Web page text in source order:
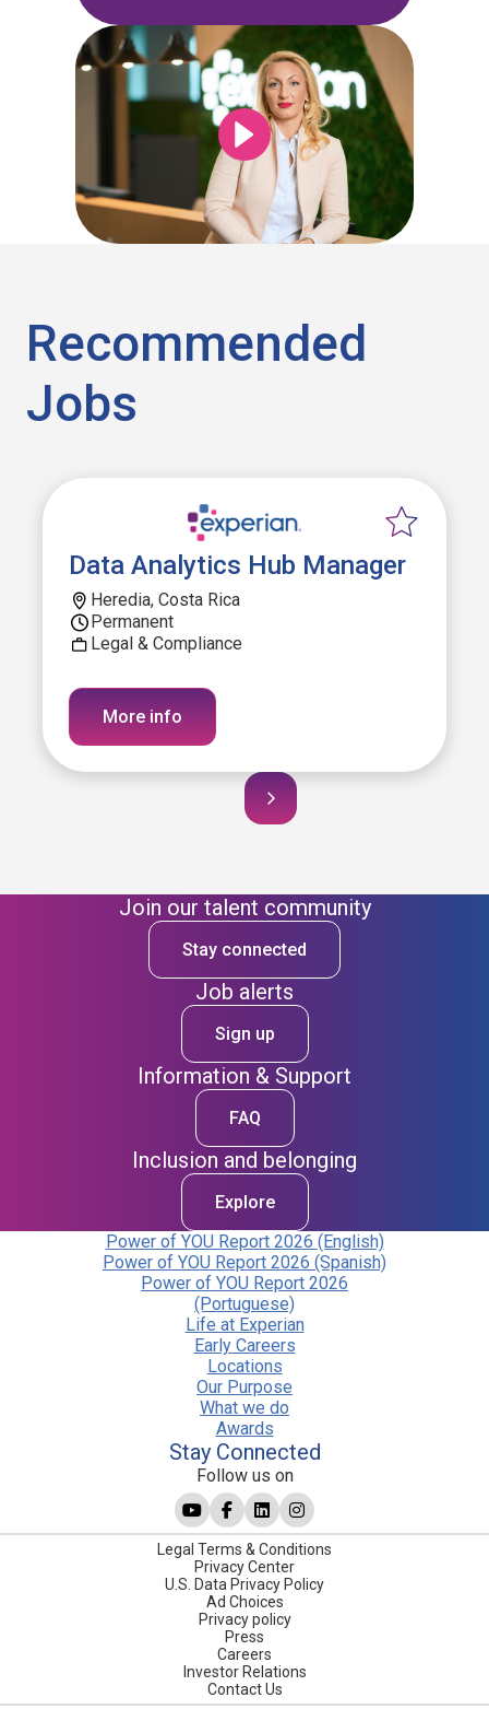
Recommended
Jobs
Data Analytics Hub Manager
Heredia, Costa Rica
Permanent
Legal & Compliance
More info
Join our talent community
Stay connected
Job alerts
Sign up
Information & Support
FAQ
Inclusion and belonging
Explore
Power of YOU Report 2026 (English)
Power of YOU Report 2026 (Spanish)
Power of YOU Report 2026
(Portuguese)
Life at Experian
Early Careers
Locations
Our Purpose
What we do
Awards
Stay Connected
Follow us on
Legal Terms & Conditions
Privacy Center
U.S. Data Privacy Policy
Ad Choices
Privacy policy
Press
Careers
Investor Relations
Contact Us